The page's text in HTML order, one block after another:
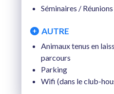
SAM. 29
LUN. 31
MAR. 01
Séminaires / Réunions
AUTRE
Animaux tenus en
parcours
Parking
Wifi (dans le club-